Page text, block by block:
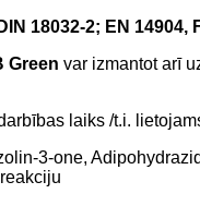
DIN 18032-2; EN 14904,
Green var izmantot arī
laiks /t.i.
3-one,